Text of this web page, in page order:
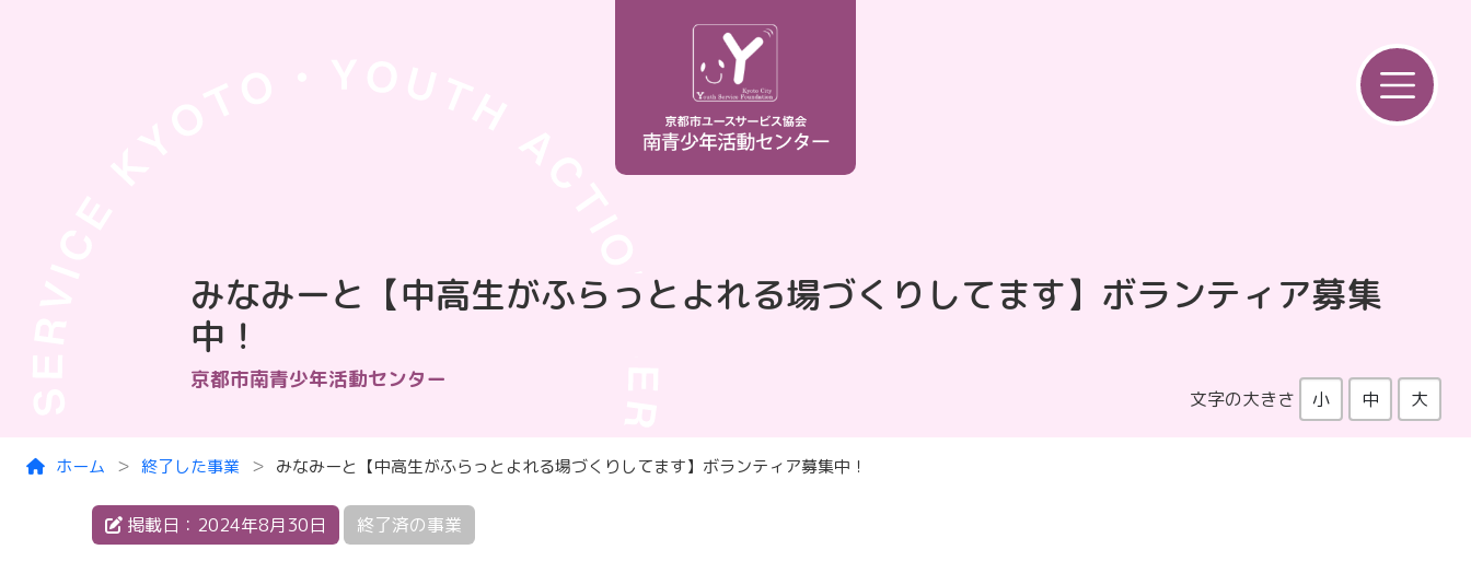
みなみーと【中高生がふらっとよれる場づくりしてます】ボランティア募集
中！
京都市南青少年活動センター
文字の大きさ 小 中 大
ホーム 終了した事業 みなみーと【中高生がふらっとよれる場づくりしてます】ボランティア募集中！
掲載日：2024年8月30日 終了済の事業